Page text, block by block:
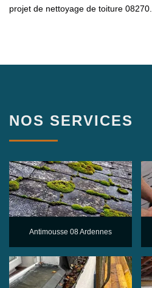
projet de nettoyage de toiture 08270.
NOS SERVICES
Antimousse 08 Ardennes